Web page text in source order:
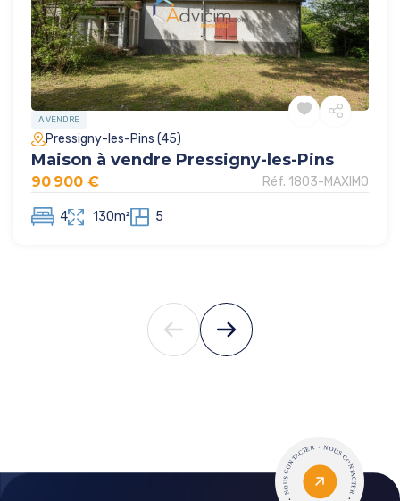
A VENDRE
Réf. 1803-MAXIMO
Pressigny-les-Pins (45)
Maison à vendre Pressigny-les-Pins
4 130m² 5
90 900 €